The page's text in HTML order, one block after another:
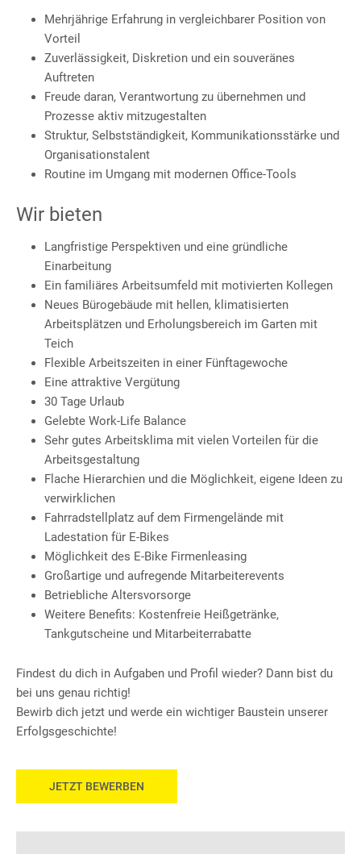
Mehrjährige Erfahrung in vergleichbarer Position von
Vorteil
Zuverlässigkeit, Diskretion und ein souveränes
Auftreten
Freude daran, Verantwortung zu übernehmen und
Prozesse aktiv mitzugestalten
Struktur, Selbstständigkeit, Kommunikationsstärke und
Organisationstalent
Routine im Umgang mit modernen Office-Tools
Wir bieten
Langfristige Perspektiven und eine gründliche
Einarbeitung
Ein familiäres Arbeitsumfeld mit motivierten Kollegen
Neues Bürogebäude mit hellen, klimatisierten
Arbeitsplätzen und Erholungsbereich im Garten mit
Teich
Flexible Arbeitszeiten in einer Fünftagewoche
Eine attraktive Vergütung
30 Tage Urlaub
Gelebte Work-Life Balance
Sehr gutes Arbeitsklima mit vielen Vorteilen für die
Arbeitsgestaltung
Flache Hierarchien und die Möglichkeit, eigene Ideen zu
verwirklichen
Fahrradstellplatz auf dem Firmengelände mit
Ladestation für E-Bikes
Möglichkeit des E-Bike Firmenleasing
Großartige und aufregende Mitarbeiterevents
Betriebliche Altersvorsorge
Weitere Benefits: Kostenfreie Heißgetränke,
Tankgutscheine und Mitarbeiterrabatte
Findest du dich in Aufgaben und Profil wieder? Dann bist du
bei uns genau richtig!
Bewirb dich jetzt und werde ein wichtiger Baustein unserer
Erfolgsgeschichte!
JETZT BEWERBEN